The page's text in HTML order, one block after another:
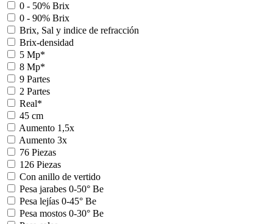
0 - 50% Brix
0 - 90% Brix
Brix, Sal y indice de refracción
Brix-densidad
5 Mp*
8 Mp*
9 Partes
2 Partes
Real*
45 cm
Aumento 1,5x
Aumento 3x
76 Piezas
126 Piezas
Con anillo de vertido
Pesa jarabes 0-50° Be
Pesa lejías 0-45° Be
Pesa mostos 0-30° Be